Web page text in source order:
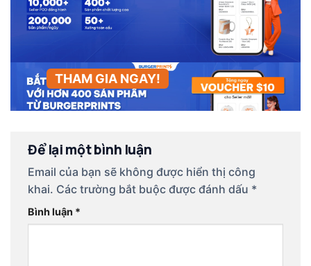
THAM GIA NGAY!
Để lại một bình luận
Email của bạn sẽ không được hiển thị công
khai. Các trường bắt buộc được đánh dấu *
Bình luận *